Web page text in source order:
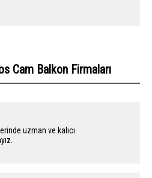
Cam Balkon Firmaları
uzman ve kalıcı